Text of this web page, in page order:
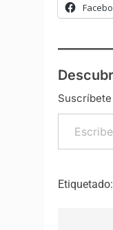
Escribe
Etiquetado: